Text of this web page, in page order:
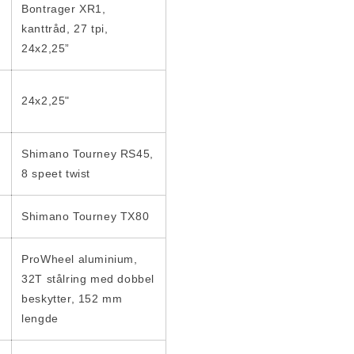
Bontrager XR1,
kanttråd, 27 tpi,
24x2,25”
24x2,25"
Shimano Tourney RS45,
8 speet twist
Shimano Tourney TX80
ProWheel aluminium,
32T stålring med dobbel
beskytter, 152 mm
lengde